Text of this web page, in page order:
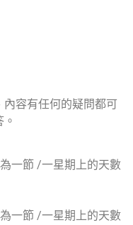
容有任何的疑問都可
一節 /一星期上的天數
一節 /一星期上的天數